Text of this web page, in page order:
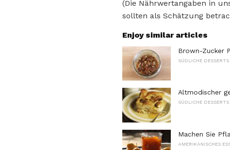
(Die Nährwertangaben in
sollten als Schätzung
Enjoy similar articles
Brown-Zucker
SÜDLICHE DESSERTS
Altmodischer
SÜDLICHE DESSERTS
Machen Sie
AMERIKANISCHES